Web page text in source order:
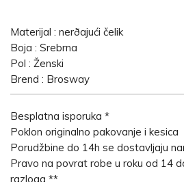
Materijal : nerðajući čelik
Boja : Srebrna
Pol : Ženski
Brend : Brosway
Besplatna isporuka *
Poklon originalno pakovanje i kesica
Porudžbine do 14h se dostavljaju
Pravo na povrat robe u roku od 14
razloga **